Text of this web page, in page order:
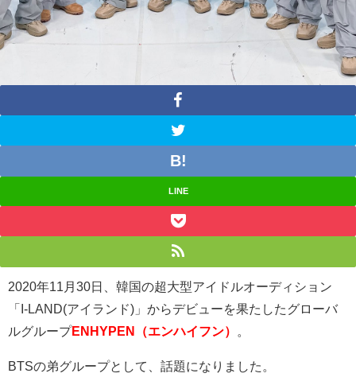
LINE
2020年11 月30日、韓国の超大型アイドルオーディション
「I-LAND(アイランド)」 からデビューを果たしたグローバ
ルグループENHYPEN（エンハイフン）
BTSの弟グループとして、話題になりました。